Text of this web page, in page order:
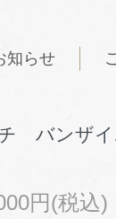
知らせ
チ バンザ
円(税込)